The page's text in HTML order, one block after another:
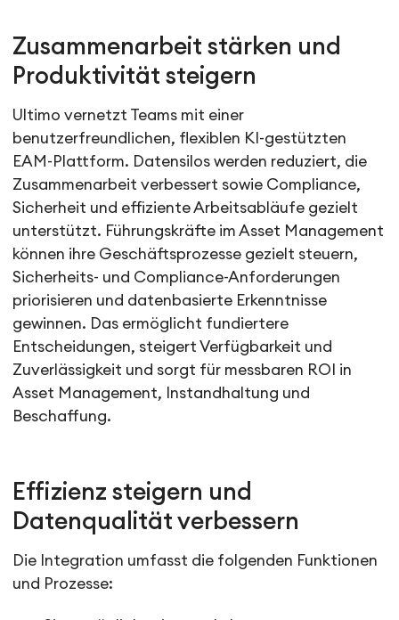
Zusammenarbeit stärken und
Produktivität steigern
Ultimo vernetzt Teams mit einer
benutzerfreundlichen, flexiblen KI-gestützten
EAM-Plattform. Datensilos werden reduziert, die
Zusammenarbeit verbessert sowie Compliance,
Sicherheit und effiziente Arbeitsabläufe gezielt
unterstützt. Führungskräfte im Asset Management
können ihre Geschäftsprozesse gezielt steuern,
Sicherheits- und Compliance-Anforderungen
priorisieren und datenbasierte Erkenntnisse
gewinnen. Das ermöglicht fundiertere
Entscheidungen, steigert Verfügbarkeit und
Zuverlässigkeit und sorgt für messbaren ROI in
Asset Management, Instandhaltung und
Beschaffung.
Effizienz steigern und
Datenqualität verbessern
Die Integration umfasst die folgenden Funktionen
und Prozesse: